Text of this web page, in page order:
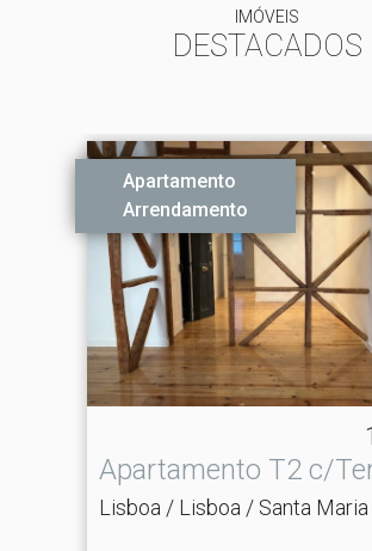
IMÓVEIS
DESTACADOS
Apartamento
Arrendamento
Apartamento T2 c/
| Castelo | Lisboa
Lisboa / Lisboa / Santa Maria Maior